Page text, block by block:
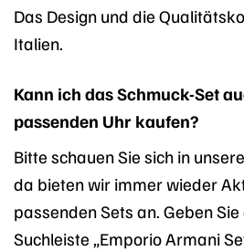
Das Design und die
Italien.
Kann ich das Schmuck-Set
passenden Uhr kaufen?
Bitte schauen Sie sich in
da bieten wir immer wieder
passenden Sets an. Geben
Suchleiste „Emporio Armani